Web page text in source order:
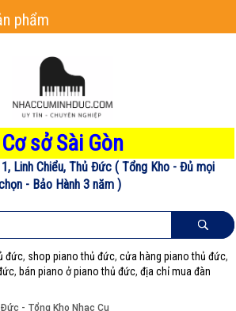
Cơ sở Sài Gòn
Linh Chiểu, Thủ Đức ( Tổng Kho - Đủ mọi
- Bảo Hành 3 năm )
đức, shop piano thủ đức,cửa hàng piano thủ đức,
, bán piano ở piano thủ đức,địa chỉ mua đàn
phẩm